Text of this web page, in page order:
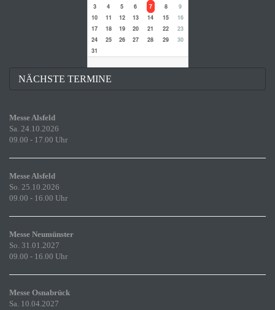
3
4 5 6 7 8
9
10
11 12 13 14 15
16
17
18 19 20 21 22
23
24
25 26 27 28 29
30
31
NÄCHSTE TERMINE
Messe Alsfeld
Sa. 24.10.2026
09.00 - 17.00 Uhr
Messe Alsfeld
So. 25.10.2026
09.00 - 16.00 Uhr
Messe Neumünster
So. 31.01.2027
09.00 - 16.00 Uhr
Messe Osnabrück
Sa. 10.04.2027